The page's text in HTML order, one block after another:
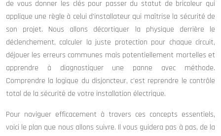
de vous donner les clés pour passer du statut de bricoleur qui
applique une règle à celui d’installateur qui maîtrise la sécurité de
son projet. Nous allons décortiquer la physique derrière le
déclenchement, calculer la juste protection pour chaque circuit,
déjouer les erreurs communes mais potentiellement mortelles et
apprendre à diagnostiquer une panne avec méthode.
Comprendre la logique du disjoncteur, c’est reprendre le contrôle
total de la sécurité de votre installation électrique.
Pour naviguer efficacement à travers ces concepts essentiels,
voici le plan que nous allons suivre. Il vous guidera pas à pas, de la